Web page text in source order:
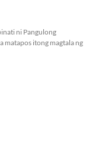
ni Pangulong
matapos itong magtala ng